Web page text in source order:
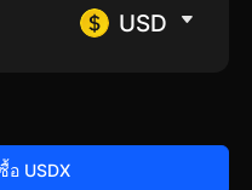
USD
อ USDX